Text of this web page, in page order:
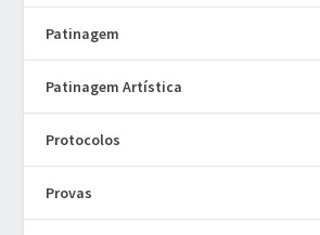
Patinagem
Patinagem Artística
Protocolos
Provas